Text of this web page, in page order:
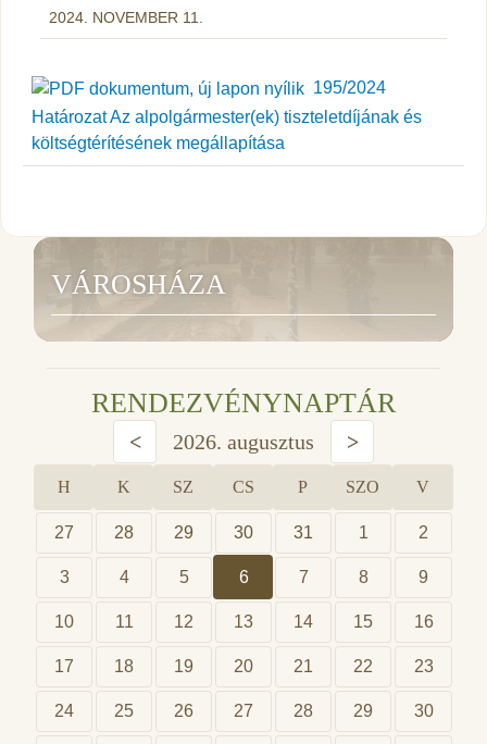
2024. NOVEMBER 11.
195/2024
Határozat Az alpolgármester(ek) tiszteletdíjának és
költségtérítésének megállapítása
VÁROSHÁZA
RENDEZVÉNYNAPTÁR
< 2026. augusztus >
H K SZ CS P SZO V
27 28 29 30 31 1 2
3 4 5 6 7 8 9
10 11 12 13 14 15 16
17 18 19 20 21 22 23
24 25 26 27 28 29 30